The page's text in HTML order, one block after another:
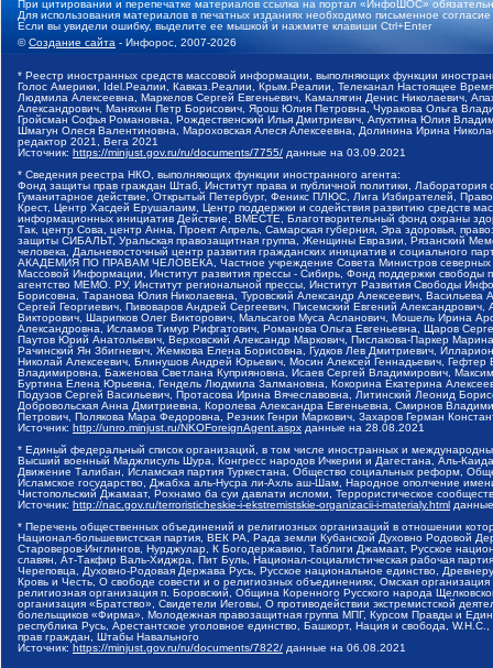
При цитировании и перепечатке материалов ссылка на портал «ИнфоШОС»
Для использования материалов в печатных изданиях необходимо письменное
Если вы увидели ошибку, выделите ее мышкой и нажмите клавиши Ctrl+Enter
©Создание сайта - Инфорос, 2007-2026
* Реестр иностранных средств массовой информации, выполняющих функции
Голос Америки, Idel.Реалии, Кавказ.Реалии, Крым.Реалии, Телеканал Настоящее
Людмила Алексеевна, Маркелов Сергей Евгеньевич, Камалягин Денис Николаевич,
Александрович, Маняхин Петр Борисович, Ярош Юлия Петровна, Чуракова Ольга
Гройсман Софья Романовна, Рождественский Илья Дмитриевич, Апухтина Юлия
Шмагун Олеся Валентиновна, Мароховская Алеся Алексеевна, Долинина Ирина
редактор 2021, Вега 2021
Источник: https://minjust.gov.ru/ru/documents/7755/ данные на 03.09.2021
* Сведения реестра НКО, выполняющих функции иностранного агента:
Фонд защиты прав граждан Штаб, Институт права и публичной политики,
Гуманитарное действие, Открытый Петербург, Феникс ПЛЮС, Лига Избирателей,
Крест, Центр Хасдей Ерушалаим, Центр поддержки и содействия развитию средств
информационных инициатив Действие, ВМЕСТЕ, Благотворительный фонд охраны
Так, центр Сова, центр Анна, Проект Апрель, Самарская губерния, Эра здоровья,
защиты СИБАЛЬТ, Уральская правозащитная группа, Женщины Евразии, Рязанский
человека, Дальневосточный центр развития гражданских инициатив и социального
АКАДЕМИЯ ПО ПРАВАМ ЧЕЛОВЕКА, Частное учреждение Совета Министров северных
Массовой Информации, Институт развития прессы - Сибирь, Фонд поддержки
агентство МЕМО. РУ, Институт региональной прессы, Институт Развития Свободы
Борисовна, Таранова Юлия Николаевна, Туровский Александр Алексеевич,
Сергей Георгиевич, Пивоваров Андрей Сергеевич, Писемский Евгений
Викторович, Шарипков Олег Викторович, Мальсагов Муса Асланович, Мошель Ирина
Александровна, Исламов Тимур Рифгатович, Романова Ольга Евгеньевна, Щаров
Паутов Юрий Анатольевич, Верховский Александр Маркович, Пислакова-Паркер
Рачинский Ян Збигневич, Жемкова Елена Борисовна, Гудков Лев Дмитриевич,
Николай Алексеевич, Блинушов Андрей Юрьевич, Мосин Алексей Геннадьевич,
Владимировна, Баженова Светлана Куприяновна, Исаев Сергей Владимирович,
Буртина Елена Юрьевна, Гендель Людмила Залмановна, Кокорина Екатерина
Подузов Сергей Васильевич, Протасова Ирина Вячеславовна, Литинский Леонид
Добровольская Анна Дмитриевна, Королева Александра Евгеньевна, Смирнов
Петрович, Полякова Мара Федоровна, Резник Генри Маркович, Захаров Герман
Источник: http://unro.minjust.ru/NKOForeignAgent.aspx данные на 28.08.2021
* Единый федеральный список организаций, в том числе иностранных и
Высший военный Маджлисуль Шура, Конгресс народов Ичкерии и Дагестана, Аль-
Движение Талибан, Исламская партия Туркестана, Общество социальных реформ,
Исламское государство, Джабха аль-Нусра ли-Ахль аш-Шам, Народное ополчение
Чистопольский Джамаат, Рохнамо ба суи давлати исломи, Террористическое
Источник: http://nac.gov.ru/terroristicheskie-i-ekstremistskie-organizacii-i-materialy.html
* Перечень общественных объединений и религиозных организаций в отношении
Национал-большевистская партия, ВЕК РА, Рада земли Кубанской Духовно Родовой
Староверов-Инглингов, Нурджулар, К Богодержавию, Таблиги Джамаат, Русское
славян, Ат-Такфир Валь-Хиджра, Пит Буль, Национал-социалистическая рабочая
Череповца, Духовно-Родовая Держава Русь, Русское национальное единство,
Кровь и Честь, О свободе совести и о религиозных объединениях, Омская
религиозная организация п. Боровский, Община Коренного Русского народа
организация «Братство», Свидетели Иеговы, О противодействии экстремистской
болельщиков «Фирма», Молодежная правозащитная группа МПГ, Курсом Правды и
республика Русь, Арестантское уголовное единство, Башкорт, Нация и свобода,
прав граждан, Штабы Навального
Источник: https://minjust.gov.ru/ru/documents/7822/ данные на 06.08.2021